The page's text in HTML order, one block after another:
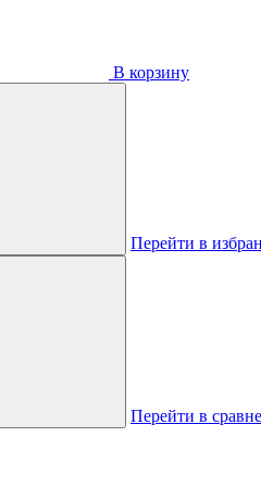
В корзину
Перейти в
Перейти в